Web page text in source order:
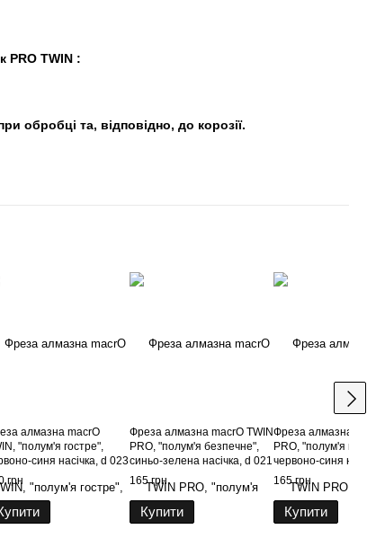
PRO TWIN :
обробці та, відповідно, до корозії.
алмазна macrO
"полум'я гостре",
синя насічка, d 023
грн
Фреза алмазна macrO TWIN
PRO, "полум'я безпечне",
синьо-зелена насічка, d 021
165 грн
Купити
Фреза алмазна
PRO, "полум'я
червоно-синя
165 грн
Купити